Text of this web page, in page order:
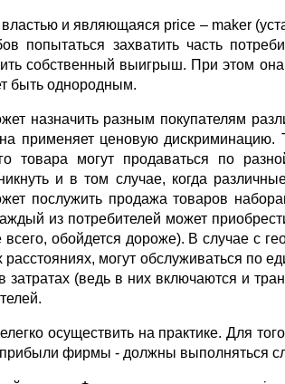
и являющаяся price – maker
попытаться захватить часть
собственный выигрыш. При этом
быть однородным.
назначить разным покупателям
применяет ценовую
товара могут продаваться по
и в том случае, когда
послужить продажа товаров
из потребителей может
всего, обойдется дороже). В случае с
могут обслуживаться по
затратах (ведь в них включаются и
осуществить на практике. Для
прибыли фирмы - должны выполняться